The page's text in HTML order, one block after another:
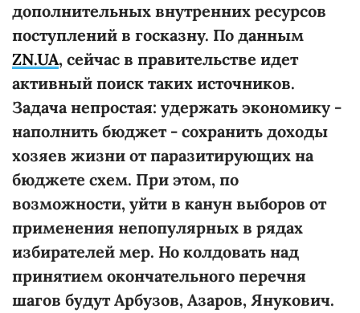
дополнительных внутренних ресурсов
поступлений в госказну. По данным
ZN.UA, сейчас в правительстве идет
активный поиск таких источников.
Задача непростая: удержать экономику -
наполнить бюджет - сохранить доходы
хозяев жизни от паразитирующих на
бюджете схем. При этом, по
возможности, уйти в канун выборов от
применения непопулярных в рядах
избирателей мер. Но колдовать над
принятием окончательного перечня
шагов будут Арбузов, Азаров, Янукович.